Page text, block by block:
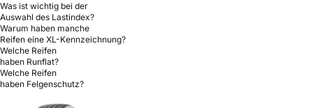
Was ist wichtig bei der
Auswahl des Lastindex?
Warum haben manche
Reifen eine XL-Kennzeichnung?
Welche Reifen
haben Runflat?
Welche Reifen
haben Felgenschutz?